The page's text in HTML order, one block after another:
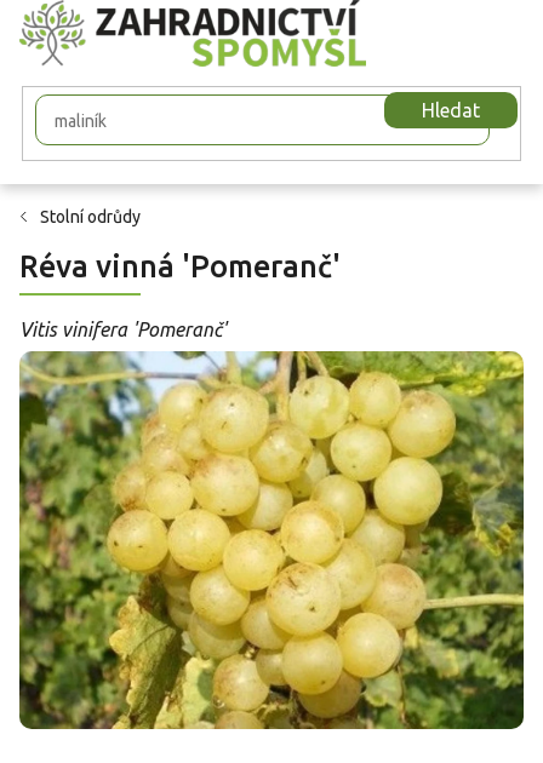
Přejít
na
obsah
Hledat
Stolní odrůdy
Réva vinná 'Pomeranč'
Vitis vinifera 'Pomeranč'